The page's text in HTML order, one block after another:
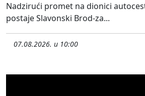
Nadzirući promet na dionici
postaje Slavonski Brod-za...
07.08.2026. u 10:00